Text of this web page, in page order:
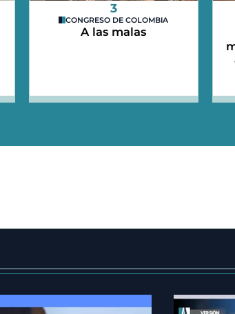
3
CONGRESO DE COLOMBIA
A las malas